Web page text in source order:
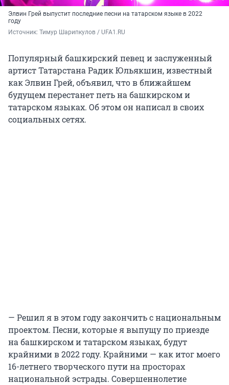
Элвин Грей выпустит последние песни на татарском языке в 2022
году
Источник: Тимур Шарипкулов / UFA1.RU
Популярный башкирский певец и заслуженный
артист Татарстана Радик Юльякшин, известный
как Элвин Грей, объявил, что в ближайшем
будущем перестанет петь на башкирском и
татарском языках. Об этом он написал в своих
социальных сетях.
— Решил я в этом году закончить с национальным
проектом. Песни, которые я выпущу по приезде
на башкирском и татарском языках, будут
крайними в 2022 году. Крайними — как итог моего
16-летнего творческого пути на просторах
национальной эстрады. Совершеннолетие